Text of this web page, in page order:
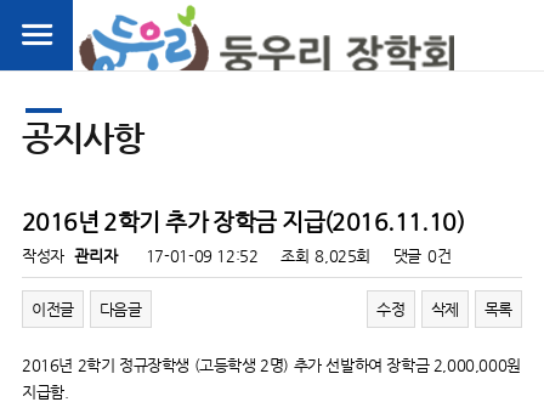
공지사항
2016년 2학기 추가 장학금 지급(2016.11.10)
작성자 관리자 17-01-09 12:52 조회 8,025회 댓글 0건
이전글 다음글 수정 삭제 목록
2016년 2학기 정규장학생 (고등학생 2명) 추가 선발하여 장학금 2,000,000원
지급함.